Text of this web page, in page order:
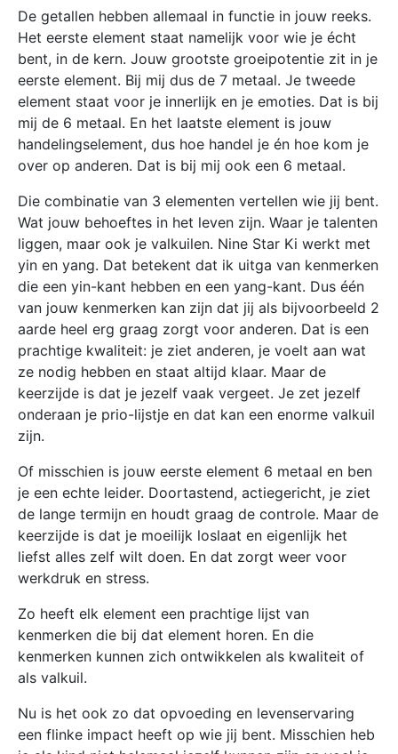
De getallen hebben allemaal in functie in jouw reeks.
Het eerste element staat namelijk voor wie je écht
bent, in de kern. Jouw grootste groeipotentie zit in je
eerste element. Bij mij dus de 7 metaal. Je tweede
element staat voor je innerlijk en je emoties. Dat is bij
mij de 6 metaal. En het laatste element is jouw
handelingselement, dus hoe handel je én hoe kom je
over op anderen. Dat is bij mij ook een 6 metaal.
Die combinatie van 3 elementen vertellen wie jij bent.
Wat jouw behoeftes in het leven zijn. Waar je talenten
liggen, maar ook je valkuilen. Nine Star Ki werkt met
yin en yang. Dat betekent dat ik uitga van kenmerken
die een yin-kant hebben en een yang-kant. Dus één
van jouw kenmerken kan zijn dat jij als bijvoorbeeld 2
aarde heel erg graag zorgt voor anderen. Dat is een
prachtige kwaliteit: je ziet anderen, je voelt aan wat
ze nodig hebben en staat altijd klaar. Maar de
keerzijde is dat je jezelf vaak vergeet. Je zet jezelf
onderaan je prio-lijstje en dat kan een enorme valkuil
zijn.
Of misschien is jouw eerste element 6 metaal en ben
je een echte leider. Doortastend, actiegericht, je ziet
de lange termijn en houdt graag de controle. Maar de
keerzijde is dat je moeilijk loslaat en eigenlijk het
liefst alles zelf wilt doen. En dat zorgt weer voor
werkdruk en stress.
Zo heeft elk element een prachtige lijst van
kenmerken die bij dat element horen. En die
kenmerken kunnen zich ontwikkelen als kwaliteit of
als valkuil.
Nu is het ook zo dat opvoeding en levenservaring
een flinke impact heeft op wie jij bent. Misschien heb